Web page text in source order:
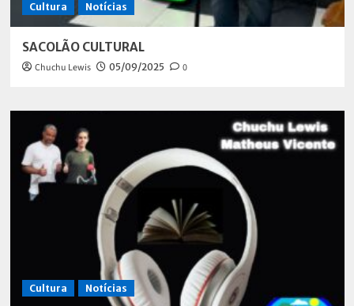
Cultura Notícias
SACOLÃO CULTURAL
Chuchu Lewis 05/09/2025 0
Cultura Notícias